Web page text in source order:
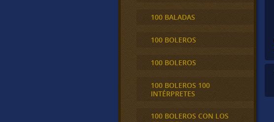
100 BALADAS
100 BOLEROS
100 BOLEROS
100 BOLEROS 100
INTÉRPRETES
100 BOLEROS CON LOS